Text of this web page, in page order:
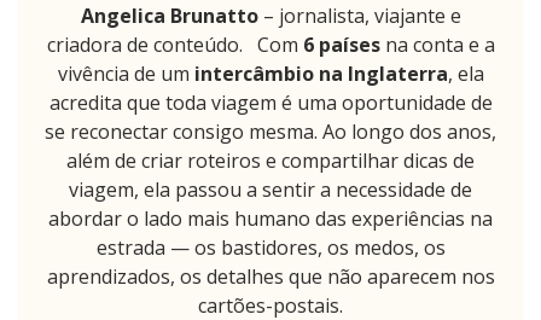
Angelica Brunatto– jornalista, viajante e
criadora de conteúdo. Com 6 paísesna conta e a
vivência de um intercâmbio na Inglaterra, ela
acredita que toda viagem é uma oportunidade de
se reconectar consigo mesma. Ao longo dos anos,
além de criar roteiros e compartilhar dicas de
viagem, ela passou a sentir a necessidade de
abordar o lado mais humano das experiências na
estrada — os bastidores, os medos, os
aprendizados, os detalhes que não aparecem nos
cartões-postais.